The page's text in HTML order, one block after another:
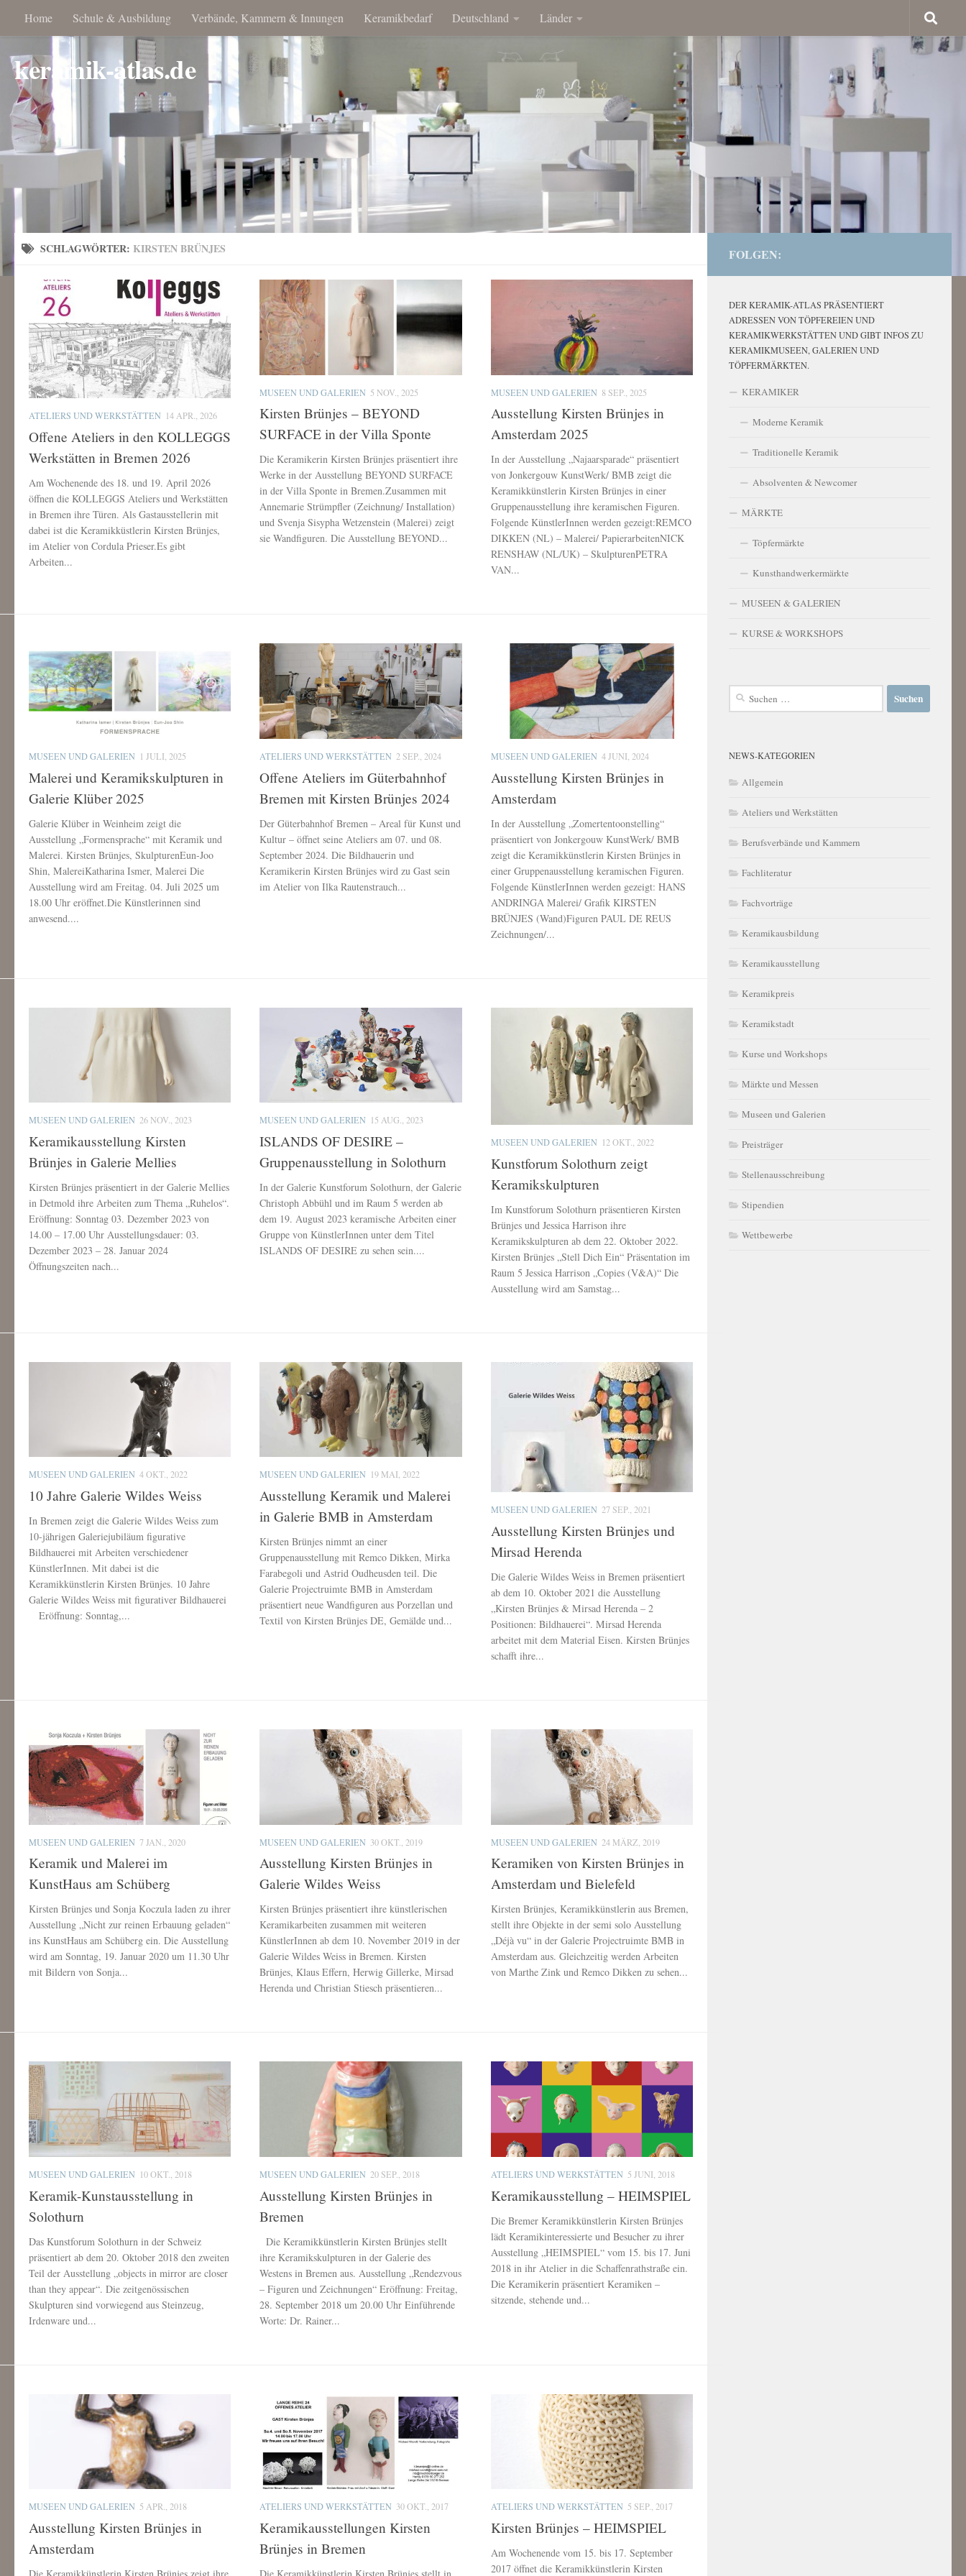
Home Schule & Ausbildung Verbände, Kammern & Innungen Keramikbedarf Deutschland Länder
keramik-atlas.de
SCHLAGWÖRTER: KIRSTEN BRÜNJES
ATELIERS UND WERKSTÄTTEN 14 APR., 2026
Offene Ateliers in den KOLLEGGS
Werkstätten in Bremen 2026
Am Wochenende des 18. und 19. April 2026
öffnen die KOLLEGGS Ateliers und Werkstätten
in Bremen ihre Türen. Als Gastausstellerin mit
dabei ist die Keramikküstlerin Kirsten Brünjes,
im Atelier von Cordula Prieser.Es gibt
Arbeiten...
MUSEEN UND GALERIEN 5 NOV., 2025
Kirsten Brünjes – BEYOND
SURFACE in der Villa Sponte
Die Keramikerin Kirsten Brünjes präsentiert ihre
Werke in der Ausstellung BEYOND SURFACE
in der Villa Sponte in Bremen.Zusammen mit
Annemarie Strümpfler (Zeichnung/ Installation)
und Svenja Sisypha Wetzenstein (Malerei) zeigt
sie Wandfiguren. Die Ausstellung BEYOND...
MUSEEN UND GALERIEN 8 SEP., 2025
Ausstellung Kirsten Brünjes in
Amsterdam 2025
In der Ausstellung „Najaarsparade“ präsentiert
von Jonkergouw KunstWerk/ BMB zeigt die
Keramikkünstlerin Kirsten Brünjes in einer
Gruppenausstellung ihre keramischen Figuren.
Folgende KünstlerInnen werden gezeigt:REMCO
DIKKEN (NL) – Malerei/ PapierarbeitenNICK
RENSHAW (NL/UK) – SkulpturenPETRA
VAN...
MUSEEN UND GALERIEN 1 JULI, 2025
Malerei und Keramikskulpturen in
Galerie Klüber 2025
Galerie Klüber in Weinheim zeigt die
Ausstellung „Formensprache“ mit Keramik und
Malerei. Kirsten Brünjes, SkulpturenEun-Joo
Shin, MalereiKatharina Ismer, Malerei Die
Ausstellung wird am Freitag. 04. Juli 2025 um
18.00 Uhr eröffnet.Die Künstlerinnen sind
anwesend....
ATELIERS UND WERKSTÄTTEN 2 SEP., 2024
Offene Ateliers im Güterbahnhof
Bremen mit Kirsten Brünjes 2024
Der Güterbahnhof Bremen – Areal für Kunst und
Kultur – öffnet seine Ateliers am 07. und 08.
September 2024. Die Bildhauerin und
Keramikerin Kirsten Brünjes wird zu Gast sein
im Atelier von Ilka Rautenstrauch...
MUSEEN UND GALERIEN 4 JUNI, 2024
Ausstellung Kirsten Brünjes in
Amsterdam
In der Ausstellung „Zomertentoonstelling“
präsentiert von Jonkergouw KunstWerk/ BMB
zeigt die Keramikkünstlerin Kirsten Brünjes in
einer Gruppenausstellung keramischen Figuren.
Folgende KünstlerInnen werden gezeigt: HANS
ANDRINGA Malerei/ Grafik KIRSTEN
BRÜNJES (Wand)Figuren PAUL DE REUS
Zeichnungen/...
MUSEEN UND GALERIEN 26 NOV., 2023
Keramikausstellung Kirsten
Brünjes in Galerie Mellies
Kirsten Brünjes präsentiert in der Galerie Mellies
in Detmold ihre Arbeiten zum Thema „Ruhelos“.
Eröffnung: Sonntag 03. Dezember 2023 von
14.00 – 17.00 Uhr Ausstellungsdauer: 03.
Dezember 2023 – 28. Januar 2024
Öffnungszeiten nach...
MUSEEN UND GALERIEN 15 AUG., 2023
ISLANDS OF DESIRE –
Gruppenausstellung in Solothurn
In der Galerie Kunstforum Solothurn, der Galerie
Christoph Abbühl und im Raum 5 werden ab
dem 19. August 2023 keramische Arbeiten einer
Gruppe von KünstlerInnen unter dem Titel
ISLANDS OF DESIRE zu sehen sein....
MUSEEN UND GALERIEN 12 OKT., 2022
Kunstforum Solothurn zeigt
Keramikskulpturen
Im Kunstforum Solothurn präsentieren Kirsten
Brünjes und Jessica Harrison ihre
Keramikskulpturen ab dem 22. Oktober 2022.
Kirsten Brünjes „Stell Dich Ein“ Präsentation im
Raum 5 Jessica Harrison „Copies (V&A)“ Die
Ausstellung wird am Samstag...
MUSEEN UND GALERIEN 4 OKT., 2022
10 Jahre Galerie Wildes Weiss
In Bremen zeigt die Galerie Wildes Weiss zum
10-jährigen Galeriejubiläum figurative
Bildhauerei mit Arbeiten verschiedener
KünstlerInnen. Mit dabei ist die
Keramikkünstlerin Kirsten Brünjes. 10 Jahre
Galerie Wildes Weiss mit figurativer Bildhauerei
Eröffnung: Sonntag,...
MUSEEN UND GALERIEN 19 MAI, 2022
Ausstellung Keramik und Malerei
in Galerie BMB in Amsterdam
Kirsten Brünjes nimmt an einer
Gruppenausstellung mit Remco Dikken, Mirka
Farabegoli und Astrid Oudheusden teil. Die
Galerie Projectruimte BMB in Amsterdam
präsentiert neue Wandfiguren aus Porzellan und
Textil von Kirsten Brünjes DE, Gemälde und...
MUSEEN UND GALERIEN 27 SEP., 2021
Ausstellung Kirsten Brünjes und
Mirsad Herenda
Die Galerie Wildes Weiss in Bremen präsentiert
ab dem 10. Oktober 2021 die Ausstellung
„Kirsten Brünjes & Mirsad Herenda – 2
Positionen: Bildhauerei“. Mirsad Herenda
arbeitet mit dem Material Eisen. Kirsten Brünjes
schafft ihre...
MUSEEN UND GALERIEN 7 JAN., 2020
Keramik und Malerei im
KunstHaus am Schüberg
Kirsten Brünjes und Sonja Koczula laden zu ihrer
Ausstellung „Nicht zur reinen Erbauung geladen“
ins KunstHaus am Schüberg ein. Die Ausstellung
wird am Sonntag, 19. Januar 2020 um 11.30 Uhr
mit Bildern von Sonja...
MUSEEN UND GALERIEN 30 OKT., 2019
Ausstellung Kirsten Brünjes in
Galerie Wildes Weiss
Kirsten Brünjes präsentiert ihre künstlerischen
Keramikarbeiten zusammen mit weiteren
KünstlerInnen ab dem 10. November 2019 in der
Galerie Wildes Weiss in Bremen. Kirsten
Brünjes, Klaus Effern, Herwig Gillerke, Mirsad
Herenda und Christian Stiesch präsentieren...
MUSEEN UND GALERIEN 24 MÄRZ, 2019
Keramiken von Kirsten Brünjes in
Amsterdam und Bielefeld
Kirsten Brünjes, Keramikkünstlerin aus Bremen,
stellt ihre Objekte in der semi solo Ausstellung
„Déjà vu“ in der Galerie Projectruimte BMB in
Amsterdam aus. Gleichzeitig werden Arbeiten
von Marthe Zink und Remco Dikken zu sehen...
MUSEEN UND GALERIEN 10 OKT., 2018
Keramik-Kunstausstellung in
Solothurn
Das Kunstforum Solothurn in der Schweiz
präsentiert ab dem 20. Oktober 2018 den zweiten
Teil der Ausstellung „objects in mirror are closer
than they appear“. Die zeitgenössischen
Skulpturen sind vorwiegend aus Steinzeug,
Irdenware und...
MUSEEN UND GALERIEN 20 SEP., 2018
Ausstellung Kirsten Brünjes in
Bremen
Die Keramikkünstlerin Kirsten Brünjes stellt
ihre Keramikskulpturen in der Galerie des
Westens in Bremen aus. Ausstellung „Rendezvous
– Figuren und Zeichnungen“ Eröffnung: Freitag,
28. September 2018 um 20.00 Uhr Einführende
Worte: Dr. Rainer...
ATELIERS UND WERKSTÄTTEN 5 JUNI, 2018
Keramikausstellung – HEIMSPIEL
Die Bremer Keramikkünstlerin Kirsten Brünjes
lädt Keramikinteressierte und Besucher zu ihrer
Ausstellung „HEIMSPIEL“ vom 15. bis 17. Juni
2018 in ihr Atelier in die Schaffenrathstraße ein.
Die Keramikerin präsentiert Keramiken –
sitzende, stehende und...
MUSEEN UND GALERIEN 5 APR., 2018
Ausstellung Kirsten Brünjes in
Amsterdam
ATELIERS UND WERKSTÄTTEN 30 OKT., 2017
Keramikausstellungen Kirsten
Brünjes in Bremen
ATELIERS UND WERKSTÄTTEN 5 SEP., 2017
Kirsten Brünjes – HEIMSPIEL
Am Wochenende vom 15. bis 17. September
2017 öffnet die Keramikkünstlerin Kirsten
FOLGEN:
DER KERAMIK-ATLAS PRÄSENTIERT
ADRESSEN VON TÖPFEREIEN UND
KERAMIKWERKSTÄTTEN UND GIBT INFOS ZU
KERAMIKMUSEEN, GALERIEN UND
TÖPFERMÄRKTEN.
KERAMIKER
Moderne Keramik
Traditionelle Keramik
Absolventen & Newcomer
MÄRKTE
Töpfermärkte
Kunsthandwerkermärkte
MUSEEN & GALERIEN
KURSE & WORKSHOPS
Suchen
NEWS-KATEGORIEN
Allgemein
Ateliers und Werkstätten
Berufsverbände und Kammern
Fachliteratur
Fachvorträge
Keramikausbildung
Keramikausstellung
Keramikpreis
Keramikstadt
Kurse und Workshops
Märkte und Messen
Museen und Galerien
Preisträger
Stellenausschreibung
Stipendien
Wettbewerbe